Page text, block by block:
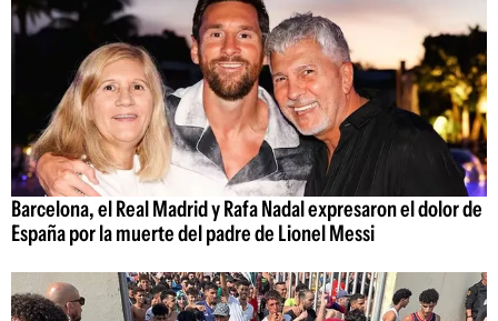
Barcelona, el Real Madrid y Rafa Nadal expresaron el dolor de
España por la muerte del padre de Lionel Messi